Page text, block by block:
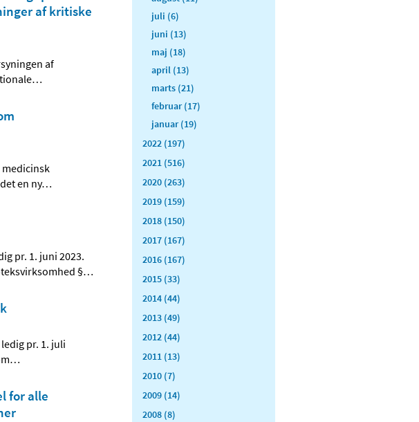
af kritiske
af
…
en ny…
pr. 1. juni 2023.
§…
pr. 1. juli
…
for alle
juli (6)
juni (13)
maj (18)
april (13)
marts (21)
februar (17)
januar (19)
2022 (197)
2021 (516)
2020 (263)
2019 (159)
2018 (150)
2017 (167)
2016 (167)
2015 (33)
2014 (44)
2013 (49)
2012 (44)
2011 (13)
2010 (7)
2009 (14)
2008 (8)